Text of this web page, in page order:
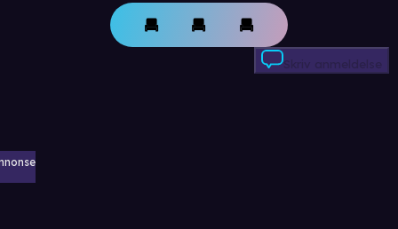
Skriv anmeldelse